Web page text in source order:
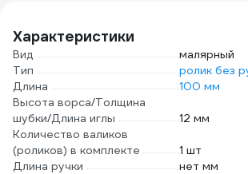
Характеристики
Вид
малярный
Тип
ролик без
Длина
100 мм
Высота ворса/Толщина
шубки/Длина иглы
12 мм
Количество валиков
(роликов) в комплекте
1 шт
Длина ручки
нет мм